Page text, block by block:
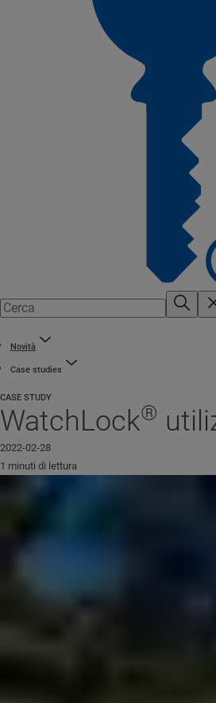
Novità
Case studies
CASE STUDY
WatchLock®
2022-02-28
1 minuti di lettura